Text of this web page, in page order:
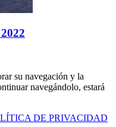
su navegación y la
navegándolo, estará
DE PRIVACIDAD